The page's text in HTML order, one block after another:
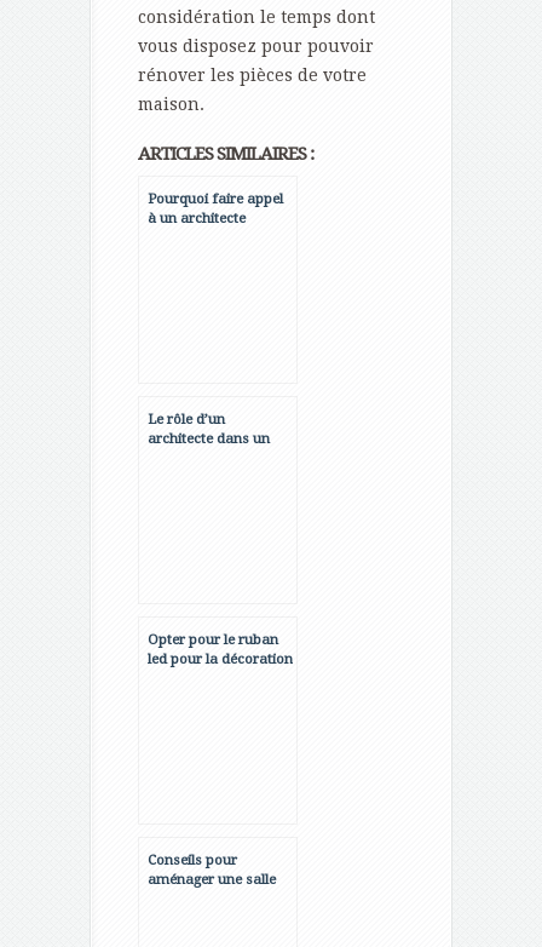
considération le temps dont
vous disposez pour pouvoir
rénover les pièces de votre
maison.
ARTICLES SIMILAIRES :
Pourquoi faire appel
à un architecte
Le rôle d’un
architecte dans un
Opter pour le ruban
led pour la décoration
Conseils pour
aménager une salle